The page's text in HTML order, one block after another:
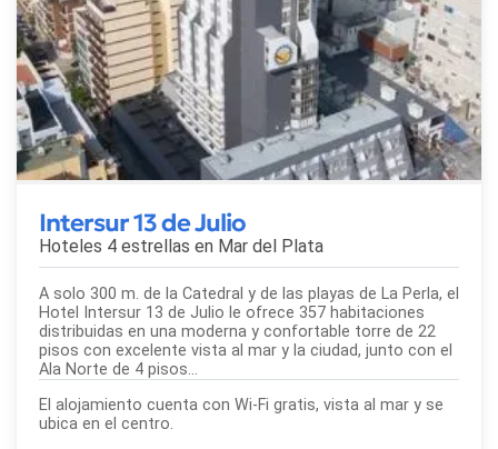
Intersur 13 de Julio
Hoteles 4 estrellas en Mar del Plata
A solo 300 m. de la Catedral y de las playas de La Perla, el
Hotel Intersur 13 de Julio le ofrece 357 habitaciones
distribuidas en una moderna y confortable torre de 22
pisos con excelente vista al mar y la ciudad, junto con el
Ala Norte de 4 pisos...
El alojamiento cuenta con Wi-Fi gratis, vista al mar y se
ubica en el centro.